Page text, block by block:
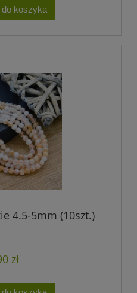
do koszyka
4.5-5mm (10szt.)
zł